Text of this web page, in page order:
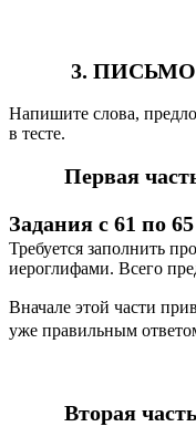
3. ПИСЬМО (
Напишите слова,
в тесте.
Первая
Задания с 61 по
Требуется заполнить
иероглифами. Всего
Вначале этой части
уже правильным
Вторая